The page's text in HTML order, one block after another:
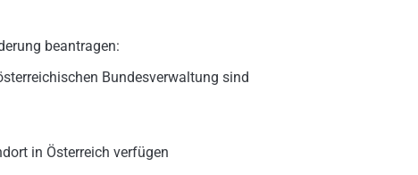
beantragen:
Bundesverwaltung sind
in Österreich verfügen